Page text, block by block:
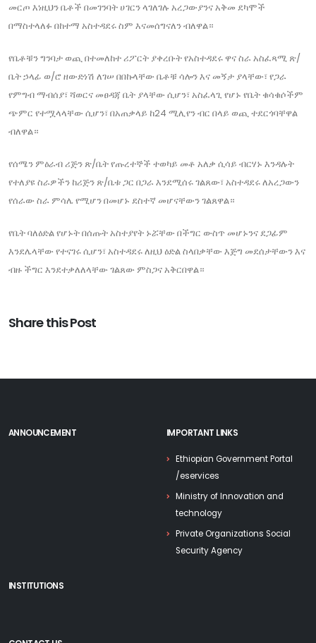
መርጦ እነዚህን ቤቶች በመገንባት ሀገርን ላገለገሉ አረጋውያንና አቅመ ደካሞች
በማስተላለፉ በከተማ አስተዳደሩ ስም እናመሰግናለን ብለዋል።
የቤቶቹን ግንባታ ወጪ በተመለከተ ሪፖርት ያቀረቡት የአስተዳደሩ ዋና ስራ አስፈጻሚ ጽ/
ቤት ኃላፊ ወ/ሮ ዘውድነሽ ለገሠ በበኩላቸው ቤቶቹ ሳሎን እና መኝታ ያላቸው፣ የጋራ
የምግብ ማብሰያ፣ ሻወርና መፀዳጃ ቤት ያላቸው ሲሆን፣ አስፈላጊ የሆኑ የቤት ቁሳቁሶችም
ጭምር የተሟላላቸው ሲሆን፣ በአጠቃላይ ከ24 ሚሊየን ብር በላይ ወጪ ተደርጎባቸዋል
ብለዋል።
የሰሜን ምዕራብ ሪጅን ጽ/ቤት የጡረተኞች ተወካይ መቶ አለቃ ሲሳይ ብርሃኑ እንዳሉት
የተለያዩ ስራዎችን ከሪጅን ጽ/ቤቱ ጋር በጋራ እንደሚሰሩ ገልጸው፣ አስተዳደሩ ለአረጋውን
የሰራው ስራ ምሳሌ የሚሆን በመሆኑ ደስተኛ መሆናቸውን ገልጸዋል።
የቤት ባለዕድል የሆኑት በሰጡት አስተያየት ኑሯቸው በችግር ውስጥ መሆኑንና ደጋፊም
እንደሌላቸው የተናገሩ ሲሆን፣ አስተዳደሩ ለዚህ ዕድል ስላበቃቸው እጅግ መደሰታቸውን እና
ብዙ ችግር እንደተቃለለላቸው ገልጸው ምስጋና አቅርበዋል።
Share this Post
ANNOUNCEMENT IMPORTANT LINKS
Ethiopian Government Portal
/eservices
Ministry of Innovation and
technology
Private Organizations Social
Security Agency
INSTITUTIONS